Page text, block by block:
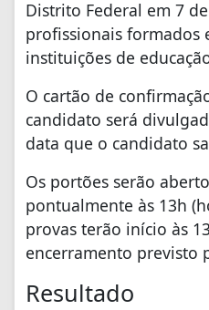
Distrito Federal em 7
profissionais formados
instituições de
O cartão de
candidato será
data que o candidato
Os portões serão
pontualmente às 13h
provas terão início às
encerramento previsto
Resultado